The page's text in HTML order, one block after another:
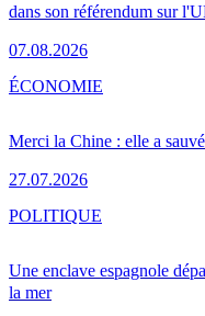
dans son référendum sur
07.08.2026
Merci la Chine : elle a
27.07.2026
ÉCONOMIE
Une enclave espagnole
la mer
POLITIQUE